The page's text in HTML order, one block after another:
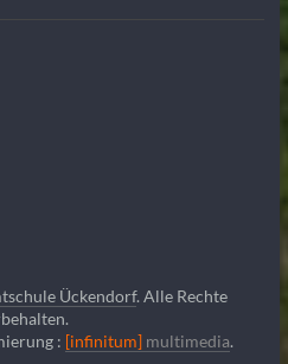
Ückendorf. Alle Rechte
: [infinitum] multimedia.